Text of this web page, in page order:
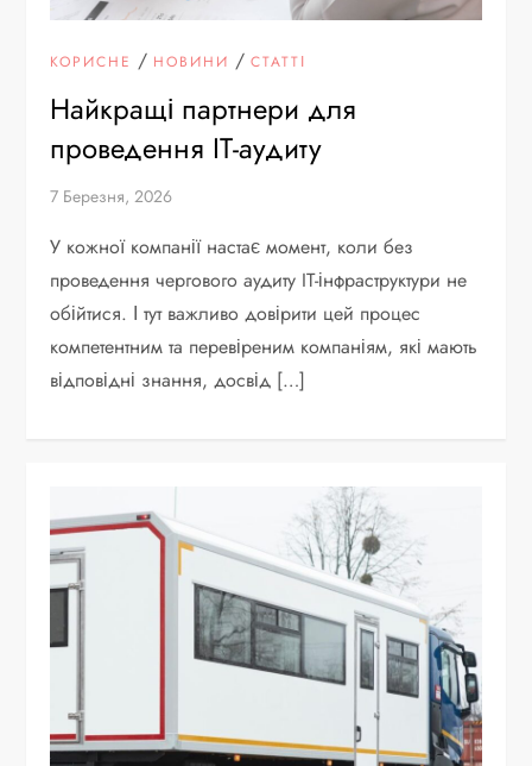
КОРИСНЕ / НОВИНИ /СТАТТІ
Найкращі партнери для
проведення IT-аудиту
7 Березня, 2026
У кожної компанії настає момент, коли без
проведення чергового аудиту IT-інфраструктури не
обійтися. І тут важливо довірити цей процес
компетентним та перевіреним компаніям, які мають
відповідні знання, досвід […]